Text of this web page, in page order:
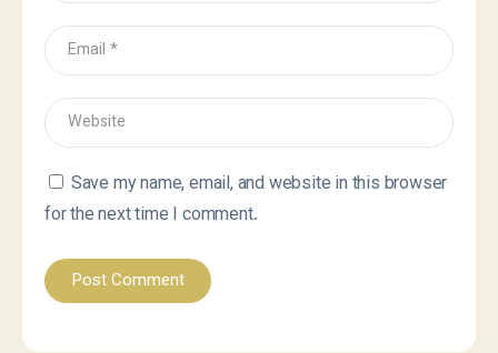
Save my name, email, and website in this browser
for the next time I comment.